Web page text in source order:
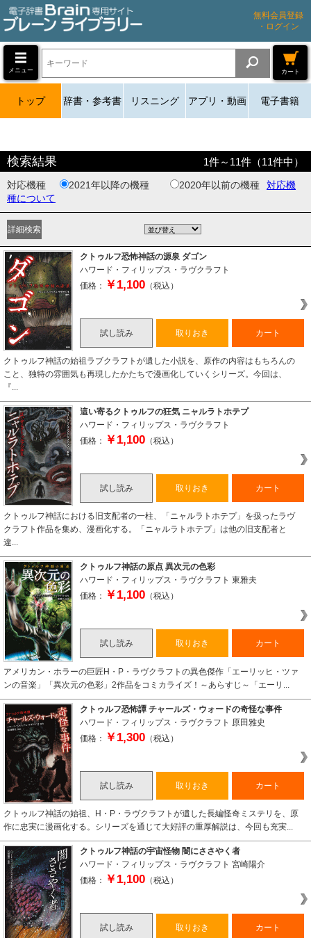
無料会員登録
・ログイン
メニュー カート
トップ 辞書・参考書 リスニング アプリ・動画 電子書籍
検索結果 1件～ 11件（11件中）
対応機種 2021年以降の機種 2020年以前の機種
対応機
種について
クトゥルフ恐怖神話の源泉 ダゴン
ハワード・フィリップス・ラヴクラフト
価格：
￥1,100 （税込）
試し読み 取りおき カート
クトゥルフ神話の始祖ラブクラフトが遺した小説を、原作の内容はもちろんの
こと、独特の雰囲気も再現したかたちで漫画化していくシリーズ。今回は、
『...
這い寄るクトゥルフの狂気 ニャルラトホテプ
ハワード・フィリップス・ラヴクラフト
価格：
￥1,100 （税込）
試し読み 取りおき カート
クトゥルフ神話における旧支配者の一柱、「ニャルラトホテプ」を扱ったラヴ
クラフト作品を集め、漫画化する。「ニャルラトホテプ」は他の旧支配者と
違...
クトゥルフ神話の原点 異次元の色彩
ハワード・フィリップス・ラヴクラフト 東雅夫
価格：
￥1,100 （税込）
試し読み 取りおき カート
アメリカン・ホラーの巨匠H・P・ラヴクラフトの異色傑作「エーリッヒ・ツァ
ンの音楽」「異次元の色彩」2作品をコミカライズ！～あらすじ～「エーリ...
クトゥルフ恐怖譚 チャールズ・ウォードの奇怪な事件
ハワード・フィリップス・ラヴクラフト 原田雅史
価格：
￥1,300 （税込）
試し読み 取りおき カート
クトゥルフ神話の始祖、H・P・ラヴクラフトが遺した長編怪奇ミステリを、原
作に忠実に漫画化する。シリーズを通じて大好評の重厚解説は、今回も充実...
クトゥルフ神話の宇宙怪物 闇にささやく者
ハワード・フィリップス・ラヴクラフト 宮崎陽介
価格：
￥1,100 （税込）
試し読み 取りおき カート